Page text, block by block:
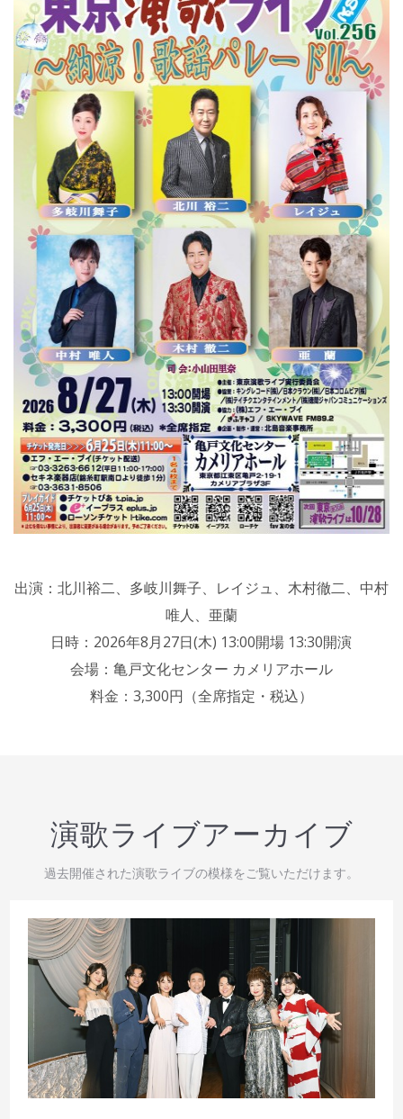
出演：北川裕二、多岐川舞子、レイジュ、木村徹二、中村
唯人、亜蘭
日時：2026年8月27日(木) 13:00開場 13:30開演
会場：亀戸文化センター カメリアホール
料金：3,300円（全席指定・税込）
演歌ライブアーカイブ
過去開催された演歌ライブの模様をご覧いただけます。